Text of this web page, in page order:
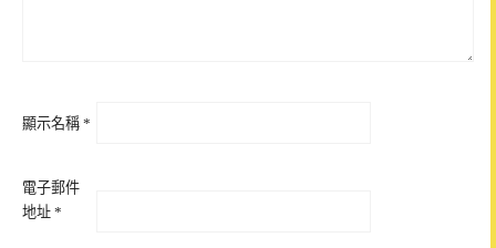
顯示名稱 *
電子郵件
地址 *